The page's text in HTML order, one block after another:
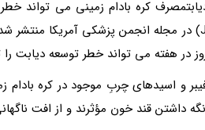
کره بادام زمینی می تواند
و اسیدهای چربِ موجود در کره بادام
نگه داشتن قند خون مؤثرند و از افت